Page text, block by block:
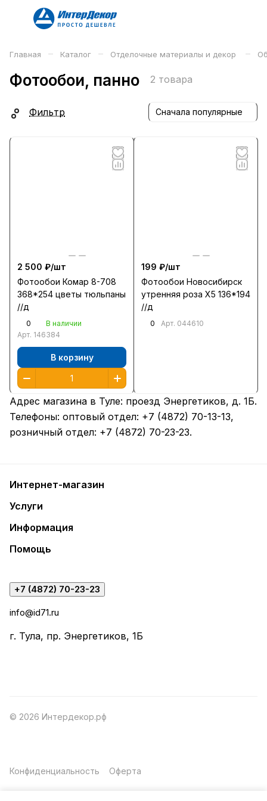
Главная – Каталог – Отделочные материалы и декор –
Фотообои, панно 2 товара
Фильтр Сначала популярные
2 500 ₽/шт
Фотообои Комар 8-708
368*254 цветы тюльпаны
//д
0
В наличии
Арт. 146384
В корзину
199 ₽/шт
Фотообои Новосибирск
утренняя роза Х5 136*194
//д
0 Арт. 044610
Адрес магазина в Туле: проезд Энергетиков, д. 1Б.
Телефоны: оптовый отдел: +7 (4872) 70-13-13,
розничный отдел: +7 (4872) 70-23-23.
Интернет-магазин
Услуги
Информация
Помощь
+7 (4872) 70-23-23
info@id71.ru
г. Тула, пр. Энергетиков, 1Б
© 2026 Интердекор.рф
Конфиденциальность Оферта